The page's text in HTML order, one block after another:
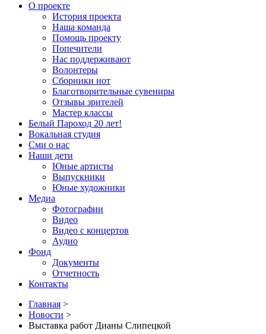
О проекте
История проекта
Наша команда
Помощь проекту
Попечители
Нас поддерживают
Волонтеры
Сборники нот
Благотворительные сувениры
Отзывы зрителей
Мастер классы
Белый Пароход 20 лет!
Вокальная студия
Сми о нас
Наши дети
Юные артисты
Выпускники
Юные художники
Медиа
Фотографии
Видео
Видео с концертов
Аудио
Фонд
Документы
Отчетность
Контакты
Главная >
Новости >
Выставка работ Дианы Слипецкой